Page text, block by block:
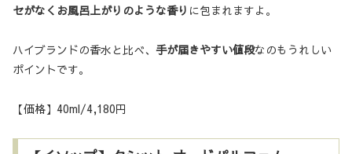
セがなくお風呂上がりのような香り に包まれますよ。
ハイブランドの香水と比べ、 手が届きやすい値段なのもうれしい
ポイントです。
【価格】40ml/4,180円